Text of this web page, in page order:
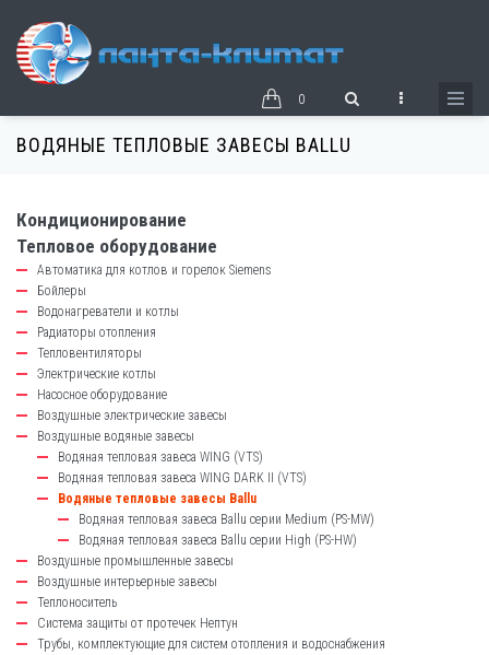
основному
0
ВОДЯНЫЕ ТЕПЛОВЫЕ ЗАВЕСЫ BALLU
catalog-
left-
block
Кондиционирование
Тепловое оборудование
Автоматика для котлов и горелок Siemens
Бойлеры
Водонагреватели и котлы
Радиаторы отопления
Тепловентиляторы
Электрические котлы
Насосное оборудование
Воздушные электрические завесы
Воздушные водяные завесы
Водяная тепловая завеса WING (VTS)
Водяная тепловая завеса WING DARK II (VTS)
Водяные тепловые завесы Ballu
Водяная тепловая завеса Ballu серии Medium (PS-MW)
Водяная тепловая завеса Ballu серии High (PS-HW)
Воздушные промышленные завесы
Воздушные интерьерные завесы
Теплоноситель
Система защиты от протечек Нептун
Трубы, комплектующие для систем отопления и водоснабжения